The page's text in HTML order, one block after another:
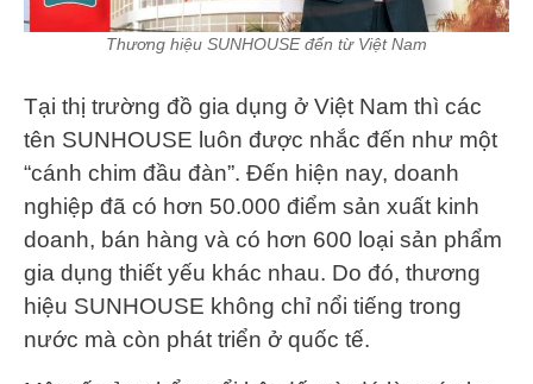
Thương hiệu SUNHOUSE đến từ Việt Nam
Tại thị trường đồ gia dụng ở Việt Nam thì các
tên SUNHOUSE luôn được nhắc đến như một
“cánh chim đầu đàn”. Đến hiện nay, doanh
nghiệp đã có hơn 50.000 điểm sản xuất kinh
doanh, bán hàng và có hơn 600 loại sản phẩm
gia dụng thiết yếu khác nhau. Do đó, thương
hiệu SUNHOUSE không chỉ nổi tiếng trong
nước mà còn phát triển ở quốc tế.